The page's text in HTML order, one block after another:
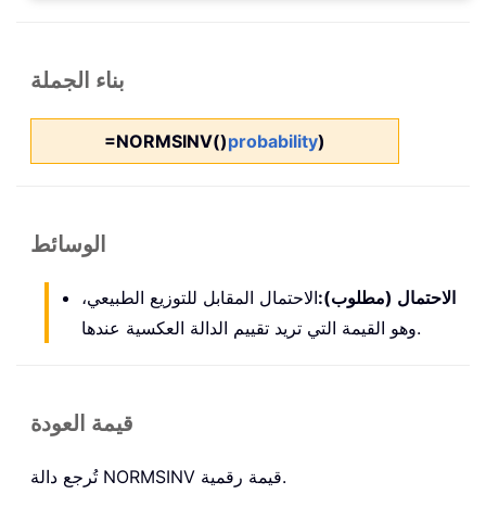
بناء الجملة
=NORMSINV()probability)
الوسائط
الاحتمال (مطلوب):الاحتمال المقابل للتوزيع الطبيعي،
وهو القيمة التي تريد تقييم الدالة العكسية عندها.
قيمة العودة
تُرجع دالة NORMSINV قيمة رقمية.